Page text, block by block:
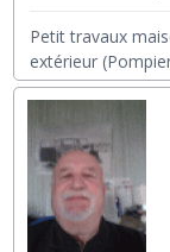
Petit travaux
extérieur